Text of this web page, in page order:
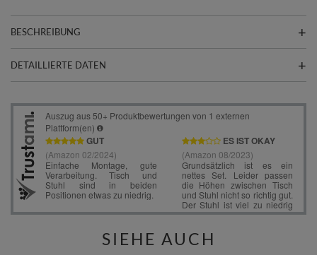
BESCHREIBUNG
DETAILLIERTE DATEN
SIEHE AUCH